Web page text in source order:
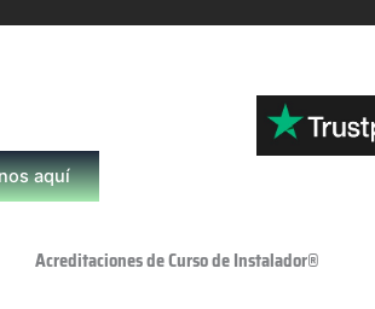
aquí
Acreditaciones de Curso de Instalador®